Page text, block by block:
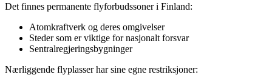
Det finnes permanente flyforbudssoner i Finland:
Atomkraftverk og deres omgivelser
Steder som er viktige for nasjonalt forsvar
Sentralregjeringsbygninger
Nærliggende flyplasser har sine egne restriksjoner: